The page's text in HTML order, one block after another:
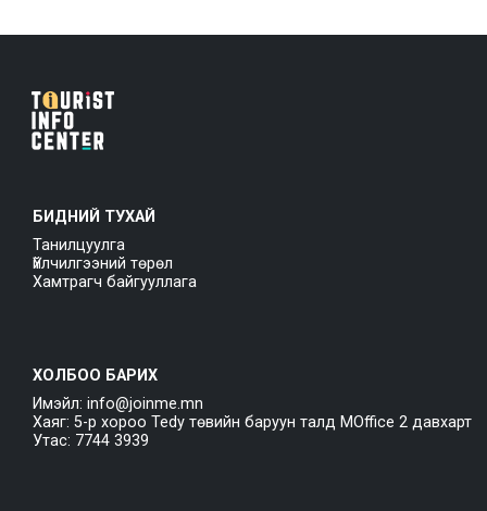
БИДНИЙ ТУХАЙ
Танилцуулга
Үйлчилгээний төрөл
Хамтрагч байгууллага
ХОЛБОО БАРИХ
Имэйл: info@joinme.mn
Хаяг: 5-р хороо Tedy төвийн баруун талд MOffice 2 давхарт
Утас: 7744 3939